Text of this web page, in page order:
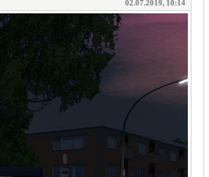
02.07.2019, 10:14